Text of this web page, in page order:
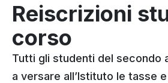
Reiscrizioni
corso
Tutti gli studenti del secondo
a versare all’Istituto le tasse